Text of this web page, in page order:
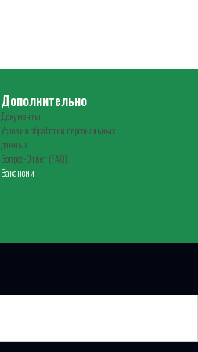
Дополнительно
Документы
Условия обработки персональных
данных
Вопрос-Ответ (FAQ)
Вакансии